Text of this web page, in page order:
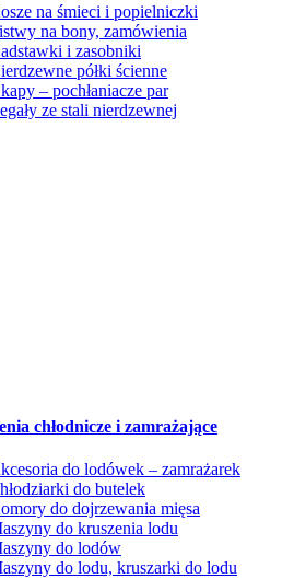
na śmieci i popielniczki
na bony, zamówienia
i zasobniki
półki ścienne
– pochłaniacze par
ze stali nierdzewnej
chłodnicze i zamrażające
do lodówek – zamrażarek
do butelek
do dojrzewania mięsa
do kruszenia lodu
do lodów
do lodu, kruszarki do lodu